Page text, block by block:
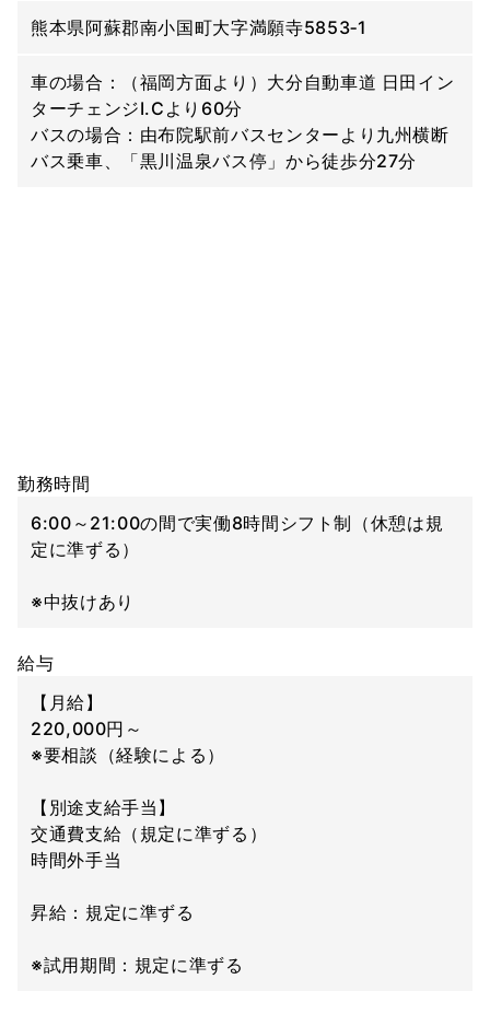
熊本県阿蘇郡南小国町大字満願寺5853‐1
車の場合：（福岡方面より）大分自動車道 日田イン
ターチェンジI.Cより60分
バスの場合：由布院駅前バスセンターより九州横断
バス乗車、「黒川温泉バス停」から徒歩分27分
勤務時間
6:00～21:00の間で実働8時間シフト制（休憩は規
定に準ずる）
※中抜けあり
給与
【月給】
220,000円～
※要相談（経験による）
【別途支給手当】
交通費支給（規定に準ずる）
時間外手当
昇給：規定に準ずる
※試用期間：規定に準ずる